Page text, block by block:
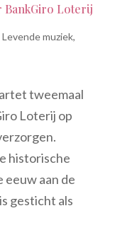
BankGiro Loterij
Levende muziek,
tweemaal
Loterij op
historische
eeuw aan de
gesticht als